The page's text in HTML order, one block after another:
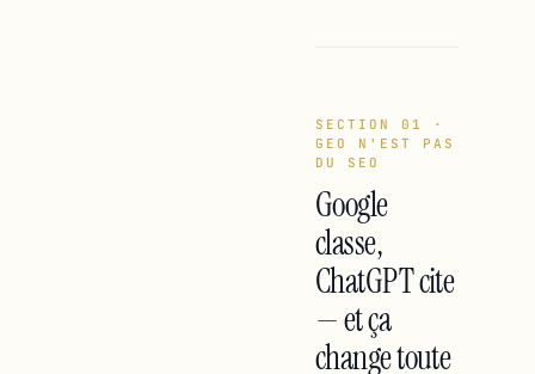
SECTION 01 ·
GEO N'EST PAS
DU SEO
Google
classe,
ChatGPT cite
— et ça
change toute